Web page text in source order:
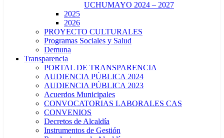
UCHUMAYO 2024 – 2027
2025
2026
PROYECTO CULTURALES
Programas Sociales y Salud
Demuna
Transparencia
PORTAL DE TRANSPARENCIA
AUDIENCIA PÚBLICA 2024
AUDIENCIA PÚBLICA 2023
Acuerdos Municipales
CONVOCATORIAS LABORALES CAS
CONVENIOS
Decretos de Alcaldía
Instrumentos de Gestión